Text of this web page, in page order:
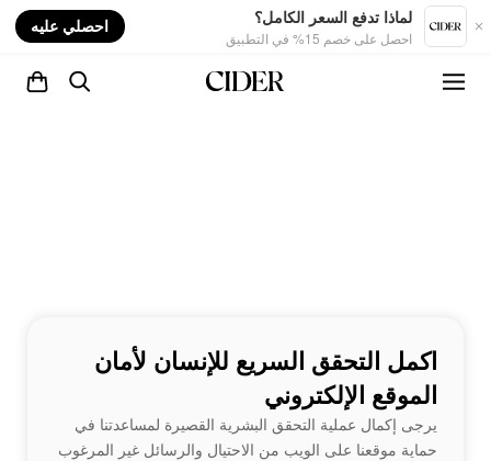
لماذا تدفع السعر الكامل؟
احصل على خصم 15% في التطبيق
احصلي عليه
اكمل التحقق السريع للإنسان لأمان
الموقع الإلكتروني
يرجى إكمال عملية التحقق البشرية القصيرة لمساعدتنا في
حماية موقعنا على الويب من الاحتيال والرسائل غير المرغوب